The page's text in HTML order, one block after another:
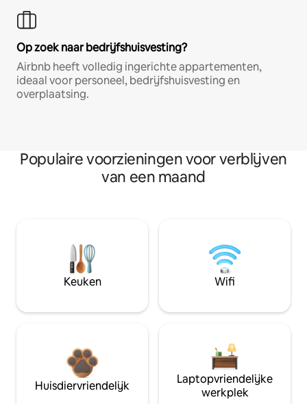
Op zoek naar bedrijfshuisvesting?
Airbnb heeft volledig ingerichte appartementen,
ideaal voor personeel, bedrijfshuisvesting en
overplaatsing.
Populaire voorzieningen voor verblijven
van een maand
Keuken Wifi
Huisdiervriendelijk
Laptopvriendelijke
werkplek